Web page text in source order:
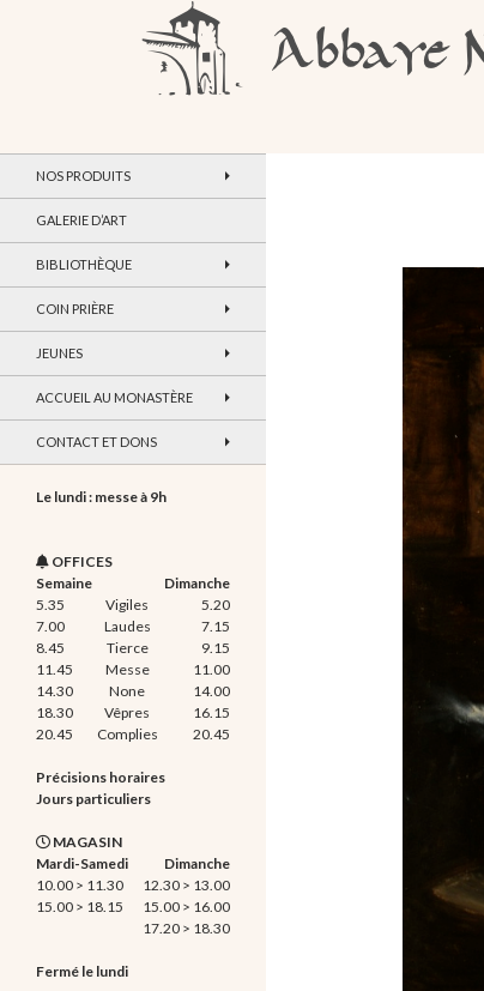
NOS PRODUITS
GALERIE D’ART
BIBLIOTHÈQUE
COIN PRIÈRE
JEUNES
ACCUEIL AU MONASTÈRE
CONTACT ET DONS
Le lundi : messe à 9h
OFFICES
Semaine
Dimanche
5.35
Vigiles
5.20
7.00
Laudes
7.15
8.45
Tierce
9.15
11.45
Messe
11.00
14.30
None
14.00
18.30
Vêpres
16.15
20.45
Complies 20.45
Précisions horaires
Jours particuliers
MAGASIN
Mardi-Samedi
Dimanche
10.00 > 11.30
12.30 > 13.00
15.00 > 18.15
15.00 > 16.00
17.20 > 18.30
Fermé le lundi